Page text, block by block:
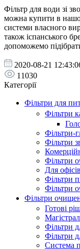
Фільтр для води зі
можна купити в
системи власного
також іспанського
допоможемо
2020-08-21
11030
Категорії
Фільтри для
Фільтри
Фільтри-
Фільтри
Фільтри
Для
Фільтри
Фільтри
Фільтри
Готові
Фільтри
Фільтри
Система